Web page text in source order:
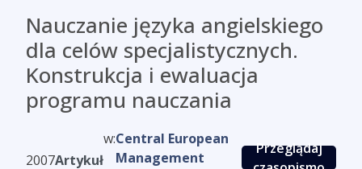
Nauczanie języka angielskiego
dla celów specjalistycznych.
Konstrukcja i ewaluacja
programu nauczania
2007Artykuł
w:Central European
Management
Przeglądaj